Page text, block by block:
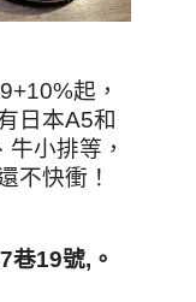
起，
日本A5和
小排等，
不快衝！
巷19號, 。